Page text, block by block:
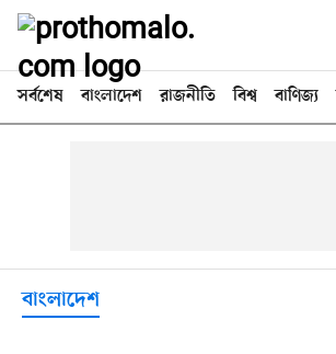
সর্বশেষ বাংলাদেশ রাজনীতি বিশ্ব বাণিজ্য
বাংলাদেশ